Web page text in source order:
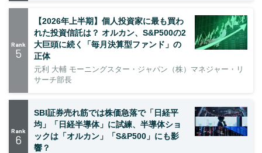
Rank
5
【2026年上半期】個人投資家に最も買わ
れた投資信託は？ オルカン、S&P500の2
大巨頭に続く「毎月決算型ファンド」の
正体
元利 大輔 モーニングスター・ジャパン（株）マネジャー・リ
サーチ部長
Rank
6
SBI証券売れ筋では株価急落で「日経平
均」「日経半導体」に試練、半導体ショ
ックは「オルカン」「S&P500」にも影
響？